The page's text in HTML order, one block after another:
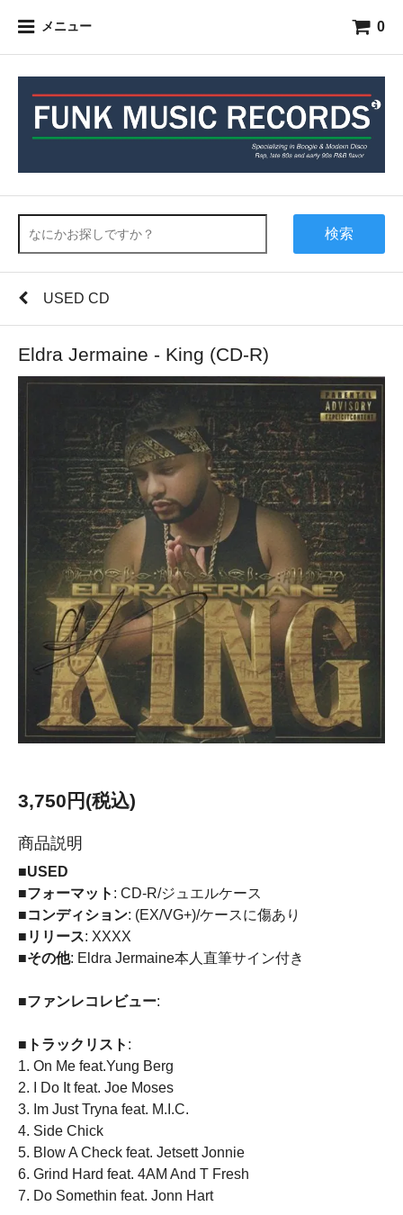
メニュー 0
検索
USED CD
Eldra Jermaine - King (CD-R)
3,750円(税込)
商品説明
■USED
■フォーマット : CD-R/ジュエルケース
■コンディション: (EX/VG+)/ケースに傷あり
■リリース: XXXX
■その他: Eldra Jermaine本人直筆サイン付き
■ファンレコレビュー:
■トラックリスト :
1. On Me feat.Yung Berg
2. I Do It feat. Joe Moses
3. Im Just Tryna feat. M.I.C.
4. Side Chick
5. Blow A Check feat. Jetsett Jonnie
6. Grind Hard feat. 4AM And T Fresh
7. Do Somethin feat. Jonn Hart